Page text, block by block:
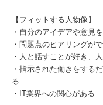
【フィットする人物像】
・自分のアイデアや意見
・問題点のヒアリングが
・人と話すことが好き、
・指示された働きをする
る
・IT業界への関心がある